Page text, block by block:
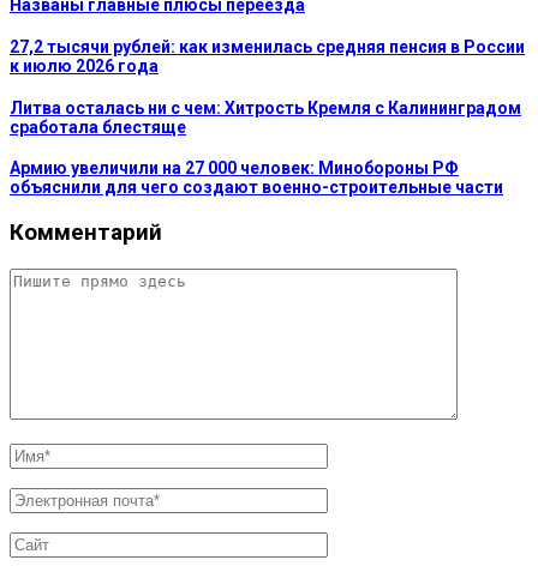
Названы главные плюсы переезда
27,2 тысячи рублей: как изменилась средняя пенсия в России
к июлю 2026 года
Литва осталась ни с чем: Хитрость Кремля с Калининградом
сработала блестяще
Армию увеличили на 27 000 человек: Минобороны РФ
объяснили для чего создают военно-строительные части
Комментарий